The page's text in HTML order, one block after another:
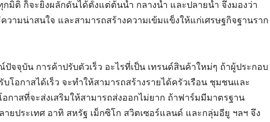
มิติ ก็จะยิ่งผลักดันได้ตั้งแต่ต้นน้ำ กลางน้ำ และปลายน้ำ จึงมองว่า
วามน่าสนใจ และสามารถสร้างความเข้มแข็งให้แก่เศรษฐกิจฐานราก
ปัจจุบัน การค้าปรับตัวเร็ว อะไรที่เป็น เทรนด์สินค้าใหม่ๆ ถ้าผู้ประกอบ
โอกาสได้เร็ว จะทำให้สามารถสร้างรายได้ครัวเรือน ชุมชนและ
กาสที่จะส่งเสริมให้สามารถส่งออกไม่ยาก ถ้าฟาร์มมีมาตรฐาน
ายประเทศ อาทิ สหรัฐ เม็กซิโก สวิตเซอร์แลนด์ และกลุ่มอียู ฯลฯ จึง